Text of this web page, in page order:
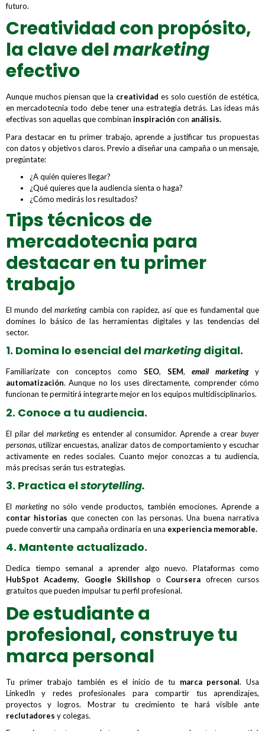
futuro.
Creatividad con propósito,
la clave delmarketing
efectivo
Aunque muchos piensan que la creatividad es solo cuestión de estética,
en mercadotecnia todo debe tener una estrategia detrás. Las ideas más
efectivas son aquellas que combinan inspiración con análisis.
Para destacar en tu primer trabajo, aprende a justificar tus propuestas
con datos y objetivos claros. Previo a diseñar una campaña o un mensaje,
pregúntate:
¿A quién quieres llegar?
¿Qué quieres que la audiencia sienta o haga?
¿Cómo medirás los resultados?
Tips técnicos de
mercadotecnia para
destacar en tu primer
trabajo
El mundo delmarketingcambia con rapidez, así que es fundamental que
domines lo básico de las herramientas digitales y las tendencias del
sector.
1. Domina lo esencial delmarketing digital.
Familiarízate con conceptos como SEO, SEM, email marketingy
automatización. Aunque no los uses directamente, comprender cómo
funcionan te permitirá integrarte mejor en los equipos multidisciplinarios.
2. Conoce a tu audiencia.
El pilar del marketinges entender al consumidor. Aprende a crearbuyer
personas, utilizar encuestas, analizar datos de comportamiento y escuchar
activamente en redes sociales. Cuanto mejor conozcas a tu audiencia,
más precisas serán tus estrategias.
3. Practica elstorytelling.
El marketingno sólo vende productos, también emociones. Aprende a
contar historias que conecten con las personas. Una buena narrativa
puede convertir una campaña ordinaria en una experiencia memorable.
4. Mantente actualizado.
Dedica tiempo semanal a aprender algo nuevo. Plataformas como
HubSpot Academy, Google Skillshop o Coursera ofrecen cursos
gratuitos que pueden impulsar tu perfil profesional.
De estudiante a
profesional, construye tu
marca personal
Tu primer trabajo también es el inicio de tu marca personal. Usa
LinkedIn y redes profesionales para compartir tus aprendizajes,
proyectos y logros. Mostrar tu crecimiento te hará visible ante
reclutadores y colegas.